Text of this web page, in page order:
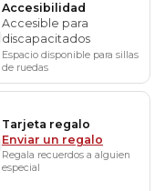
Accesibilidad
Accesible para
discapacitados
Espacio disponible para sillas
de ruedas
Tarjeta regalo
Enviar un regalo
Regala recuerdos a alguien
especial